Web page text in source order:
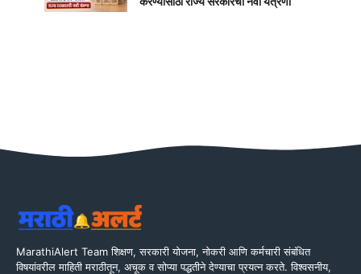
MarathiAlert Team शिक्षण, सरकारी योजना, नोकरी आणि कर्मचारी संबंधित
विषयांवरील माहिती मराठीतून, अचूक व सोप्या पद्धतीने देण्याचा प्रयत्न करते. विश्वसनीय,